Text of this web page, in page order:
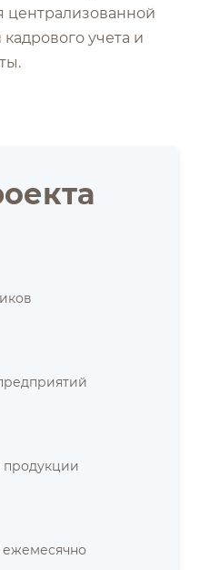
централизованной
учета и
продукции